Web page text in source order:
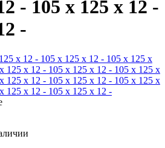
- 105 x 125 x 12 -
-